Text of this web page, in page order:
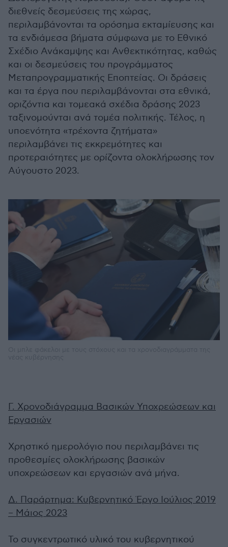
διεθνείς δεσμεύσεις της χώρας,
περιλαμβάνονται τα ορόσημα εκταμίευσης και
τα ενδιάμεσα βήματα σύμφωνα με το Εθνικό
Σχέδιο Ανάκαμψης και Ανθεκτικότητας, καθώς
και οι δεσμεύσεις του προγράμματος
Μεταπρογραμματικής Εποπτείας. Οι δράσεις
και τα έργα που περιλαμβάνονται στα εθνικά,
οριζόντια και τομεακά σχέδια δράσης 2023
ταξινομούνται ανά τομέα πολιτικής. Τέλος, η
υποενότητα «τρέχοντα ζητήματα»
περιλαμβάνει τις εκκρεμότητες και
προτεραιότητες με ορίζοντα ολοκλήρωσης τον
Αύγουστο 2023.
Γ. Χρονοδιάγραμμα Βασικών Υποχρεώσεων και
Εργασιών
Χρηστικό ημερολόγιο που περιλαμβάνει τις
προθεσμίες ολοκλήρωσης βασικών
υποχρεώσεων και εργασιών ανά μήνα.
Δ. Παράρτημα: Κυβερνητικό Έργο Ιούλιος 2019
– Μάιος 2023
Το συγκεντρωτικό υλικό του κυβερνητικού